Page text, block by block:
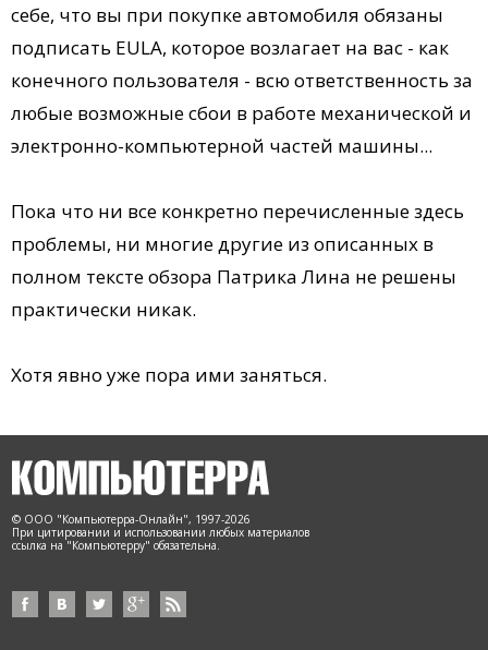
себе, что вы при покупке автомобиля обязаны
подписать EULA, которое возлагает на вас - как
конечного пользователя - всю ответственность за
любые возможные сбои в работе механической и
электронно-компьютерной частей машины...
Пока что ни все конкретно перечисленные здесь
проблемы, ни многие другие из описанных в
полном тексте обзора Патрика Лина не решены
практически никак.
Хотя явно уже пора ими заняться.
© ООО "Компьютерра-Онлайн", 1997-2026
При цитировании и использовании любых материалов
ссылка на "Компьютерру" обязательна.